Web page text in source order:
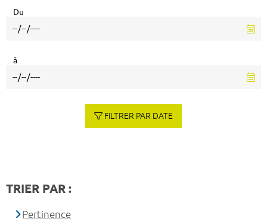
Du
à
FILTRER PAR DATE
TRIER PAR :
Pertinence